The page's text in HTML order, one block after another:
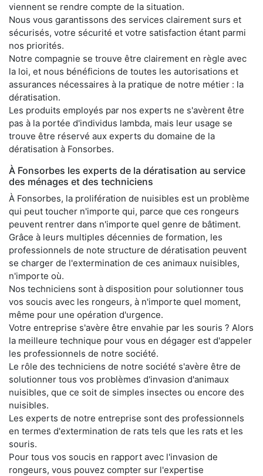
viennent se rendre compte de la situation.
Nous vous garantissons des services clairement surs et
sécurisés, votre sécurité et votre satisfaction étant parmi
nos priorités.
Notre compagnie se trouve être clairement en règle avec
la loi, et nous bénéficions de toutes les autorisations et
assurances nécessaires à la pratique de notre métier : la
dératisation.
Les produits employés par nos experts ne s'avèrent être
pas à la portée d'individus lambda, mais leur usage se
trouve être réservé aux experts du domaine de la
dératisation à Fonsorbes.
À Fonsorbes les experts de la dératisation au service
des ménages et des techniciens
À Fonsorbes, la prolifération de nuisibles est un problème
qui peut toucher n'importe qui, parce que ces rongeurs
peuvent rentrer dans n'importe quel genre de bâtiment.
Grâce à leurs multiples décennies de formation, les
professionnels de note structure de dératisation peuvent
se charger de l'extermination de ces animaux nuisibles,
n'importe où.
Nos techniciens sont à disposition pour solutionner tous
vos soucis avec les rongeurs, à n'importe quel moment,
même pour une opération d'urgence.
Votre entreprise s'avère être envahie par les souris ? Alors
la meilleure technique pour vous en dégager est d'appeler
les professionnels de notre société.
Le rôle des techniciens de notre société s'avère être de
solutionner tous vos problèmes d'invasion d'animaux
nuisibles, que ce soit de simples insectes ou encore des
nuisibles.
Les experts de notre entreprise sont des professionnels
en termes d'extermination de rats tels que les rats et les
souris.
Pour tous vos soucis en rapport avec l'invasion de
rongeurs, vous pouvez compter sur l'expertise